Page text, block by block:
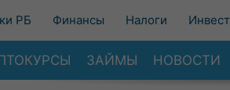
РБ Финансы Налоги
ЗАЙМЫ НОВОСТИ